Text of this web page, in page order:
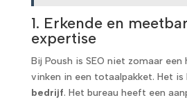
1. Erkende en
expertise
Bij Poush is SEO niet zomaar
vinken in een totaalpakket. Het is
bedrijf. Het bureau heeft een